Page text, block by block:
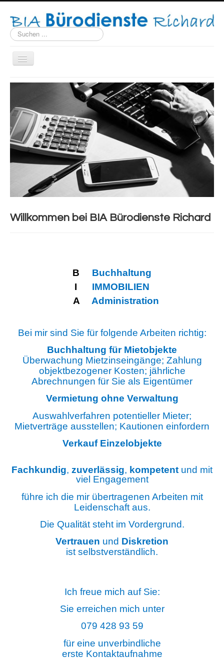
Suchen
...
Navigation
an/aus
HOME
KONTAKT
Willkommen bei BIA Bürodienste Richard
B Buchhaltung
I IMMOBILIEN
AAdministration
Bei mir sind Sie für folgende Arbeiten richtig:
Buchhaltung für Mietobjekte
Überwachung Mietzinseingänge; Zahlung
objektbezogener Kosten; jährliche
Abrechnungen für Sie als Eigentümer
Vermietung ohne Verwaltung
Auswahlverfahren potentieller Mieter;
Mietverträge ausstellen; Kautionen einfordern
Verkauf Einzelobjekte
Fachkundig, zuverlässig, kompetent und mit
viel Engagement
führe ich die mir übertragenen Arbeiten mit
Leidenschaft aus.
Die Qualität steht im Vordergrund.
Vertrauen und Diskretion
ist selbstverständlich.
Ich freue mich auf Sie:
Sie erreichen mich unter
079 428 93 59
für eine unverbindliche
erste Kontaktaufnahme